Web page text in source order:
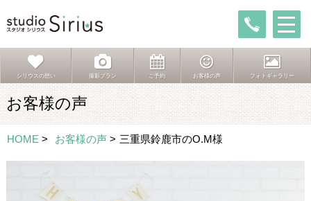
シリウスの想い 撮影プラン ご予約 お客様の声 フォトギャラリー
お客様の声
HOME > お客様の声 > 三重県鈴鹿市のO.M様